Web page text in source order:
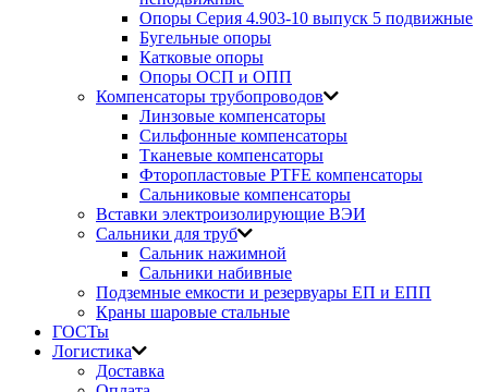
Опоры Серия 4.903-10 выпуск 5 подвижные
Бугельные опоры
Катковые опоры
Опоры ОСП и ОПП
Компенсаторы трубопроводов
Линзовые компенсаторы
Сильфонные компенсаторы
Тканевые компенсаторы
Фторопластовые PTFE компенсаторы
Сальниковые компенсаторы
Вставки электроизолирующие ВЭИ
Сальники для труб
Сальник нажимной
Сальники набивные
Подземные емкости и резервуары ЕП и ЕПП
Краны шаровые стальные
ГОСТы
Логистика
Доставка